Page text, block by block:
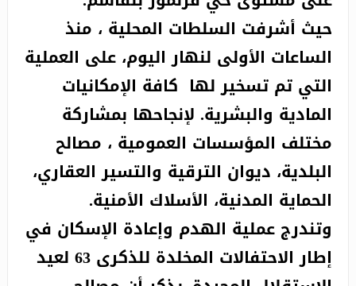
حيث أشرفت السلطات المحلية ، منذ
الساعات الأولى لنهار اليوم، على العملية
التي تم تسخير لها كافة الإمكانيات
المادية والبشرية. لإنجاحها بمشاركة
مختلف المؤسسات العمومية ، مصالح
البلدية، ديوان الترقية والتسير العقاري،
الحماية المدنية، الأسلاك الأمنية.
وتندرج عملية الهدم وإعادة الإسكان في
إطار الاحتفالات المخلدة للذكرى 63 لعيد